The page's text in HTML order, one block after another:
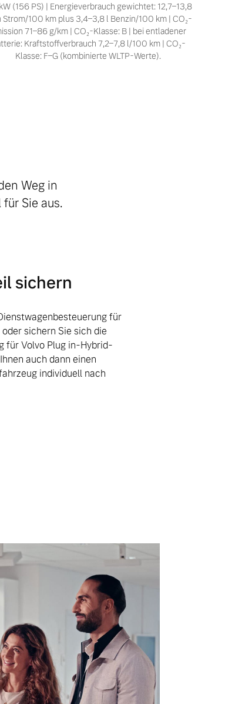
(156 PS) | Energieverbrauch gewichtet: 12,7–13,8
Strom/100 km plus 3,4–3,8 l Benzin/100 km | CO₂-
71–86 g/km | CO₂-Klasse: B | bei entladener
Kraftstoffverbrauch 7,2–7,8 l/100 km | CO₂-
Klasse: F–G (kombinierte WLTP-Werte).
Weg in
Sie aus.
sichern
für
sichern Sie sich die
für Volvo Plug in-Hybrid-
auch dann einen
individuell nach